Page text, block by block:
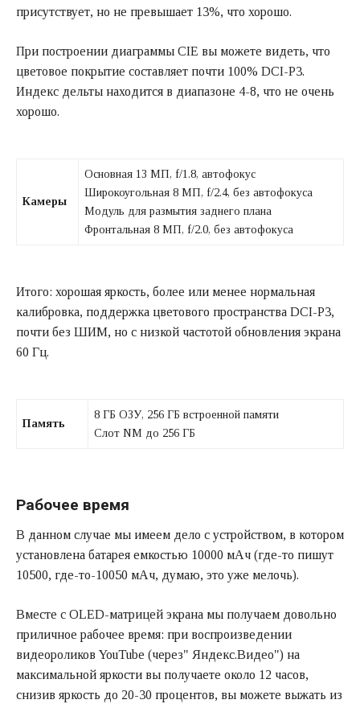
присутствует, но не превышает 13%, что хорошо.
При построении диаграммы CIE вы можете видеть, что
цветовое покрытие составляет почти 100% DCI-P3.
Индекс дельты находится в диапазоне 4-8, что не очень
хорошо.
Камеры
Основная 13 МП, f/1.8, автофокус
Широкоугольная 8 МП, f/2.4, без автофокуса
Модуль для размытия заднего плана
Фронтальная 8 МП, f/2.0, без автофокуса
Итого: хорошая яркость, более или менее нормальная
калибровка, поддержка цветового пространства DCI-P3,
почти без ШИМ, но с низкой частотой обновления экрана
60 Гц.
Память
8 ГБ ОЗУ, 256 ГБ встроенной памяти
Слот NM до 256 ГБ
Рабочее время
В данном случае мы имеем дело с устройством, в котором
установлена батарея емкостью 10000 мАч (где-то пишут
10500, где-то-10050 мАч, думаю, это уже мелочь).
Вместе с OLED-матрицей экрана мы получаем довольно
приличное рабочее время: при воспроизведении
видеороликов YouTube (через" Яндекс.Видео") на
максимальной яркости вы получаете около 12 часов,
снизив яркость до 20-30 процентов, вы можете выжать из